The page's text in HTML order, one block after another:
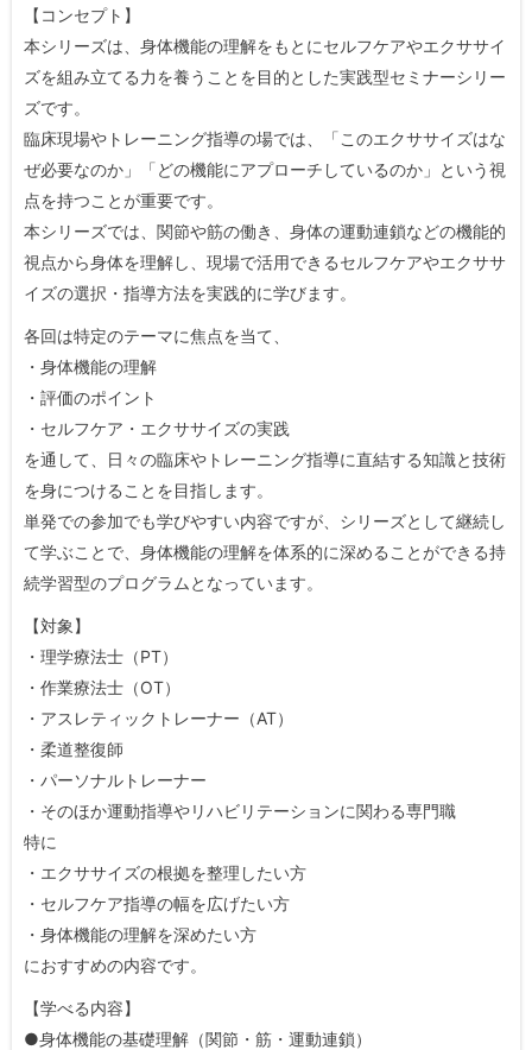
【コンセプト】
本シリーズは、身体機能の理解をもとにセルフケアやエクササイ
ズを組み立てる力を養うことを目的とした実践型セミナーシリー
ズです。
臨床現場やトレーニング指導の場では、「このエクササイズはな
ぜ必要なのか」「どの機能にアプローチしているのか」という視
点を持つことが重要です。
本シリーズでは、関節や筋の働き、身体の運動連鎖などの機能的
視点から身体を理解し、現場で活用できるセルフケアやエクササ
イズの選択・指導方法を実践的に学びます。
各回は特定のテーマに焦点を当て、
・身体機能の理解
・評価のポイント
・セルフケア・エクササイズの実践
を通して、日々の臨床やトレーニング指導に直結する知識と技術
を身につけることを目指します。
単発での参加でも学びやすい内容ですが、シリーズとして継続し
て学ぶことで、身体機能の理解を体系的に深めることができる持
続学習型のプログラムとなっています。
【対象】
・理学療法士（PT）
・作業療法士（OT）
・アスレティックトレーナー（AT）
・柔道整復師
・パーソナルトレーナー
・そのほか運動指導やリハビリテーションに関わる専門職
特に
・エクササイズの根拠を整理したい方
・セルフケア指導の幅を広げたい方
・身体機能の理解を深めたい方
におすすめの内容です。
【学べる内容】
●身体機能の基礎理解（関節・筋・運動連鎖）